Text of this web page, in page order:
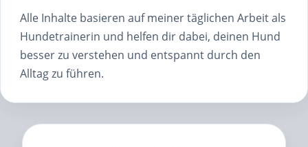
Alle Inhalte basieren auf meiner täglichen Arbeit als
Hundetrainerin und helfen dir dabei, deinen Hund
besser zu verstehen und entspannt durch den
Alltag zu führen.